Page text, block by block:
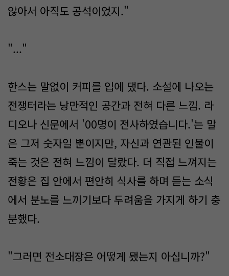
않아서 아직도 공석이었지."
"..."
한스는 말없이 커피를 입에 댔다. 소설에 나오는
전쟁터라는 낭만적인 공간과 전혀 다른 느낌. 라
디오나 신문에서 '00명이 전사하였습니다.'는 말
은 그저 숫자일 뿐이지만, 자신과 연관된 인물이
죽는 것은 전혀 느낌이 달랐다. 더 직접 느껴지는
전황은 집 안에서 편안히 식사를 하며 듣는 소식
에서 분노를 느끼기보다 두려움을 가지게 하기 충
분했다.
"그러면 전소대장은 어떻게 됐는지 아십니까?"